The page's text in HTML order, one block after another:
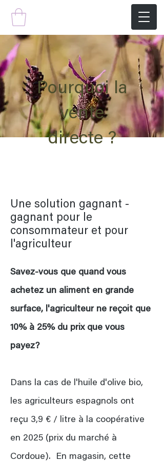
Pourquoi la
vente
directe ?
Une solution gagnant -
gagnant pour le
consommateur et pour
l'agriculteur
Savez-vous que quand vous
achetez un aliment en grande
surface, l'agriculteur ne reçoit que
10% à 25% du prix que vous
payez?
Dans la cas de l'huile d'olive bio,
les agriculteurs espagnols ont
reçu 3,9 € / litre à la coopérative
en 2025 (prix du marché à
Cordoue). En magasin, cette